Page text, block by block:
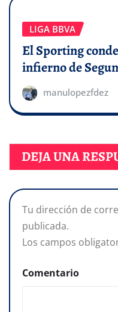
LIGA BBVA
El Sporting
infierno de
manulopezfdez
DEJA UNA
Tu dirección de
publicada.
Los campos
Comentario